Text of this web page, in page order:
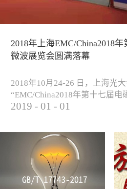
2018年上海EMC/China2018
微波展览会圆满落幕
2018年10月24-26 日，上海光
“EMC/China2018年第十七届电
圆满落幕。我公司与来自军工
状与未来，并展出测试、整改
业内外人士参观驻足。展会期
兼容测试和设计技术》技术讲
德国Langer公司资深工程师Lars
2019 - 01 - 01